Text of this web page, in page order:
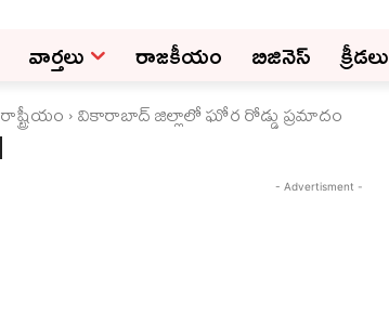
వార్తలు రాజకీయం బిజినెస్‌ క్రీడలు
రాష్ట్రీయం వికారాబాద్‌ జిల్లాలో ఘోర రోడ్డు ప్రమాదం
- Advertisment -